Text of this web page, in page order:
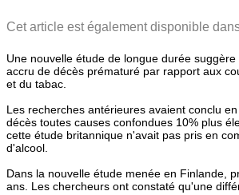
Cet article est également disponible
Une nouvelle étude de longue durée
accru de décès prématuré par rapport aux
et du tabac.
Les recherches antérieures avaient conclu
décès toutes causes confondues 10% plus
cette étude britannique n'avait pas pris en
d'alcool.
Dans la nouvelle étude menée en Finlande,
ans. Les chercheurs ont constaté qu'une